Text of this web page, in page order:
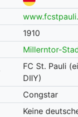
1910
Millerntor-
FC St. Pauli
DIIY)
Congstar
Keine